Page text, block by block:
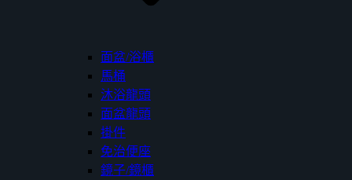
面盆/浴櫃
馬桶
沐浴龍頭
面盆龍頭
掛件
免治便座
鏡子/鏡櫃